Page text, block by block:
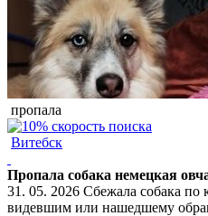
пропала
Витебск
Пропала собака немецкая
31. 05. 2026 Сбежала собака по
видевшим или нашедшему